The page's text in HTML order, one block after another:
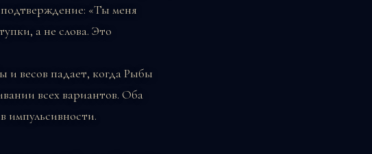
«Ты меня
а не слова. Это
и весов падает, когда Рыбы
всех вариантов. Оба
импульсивности.